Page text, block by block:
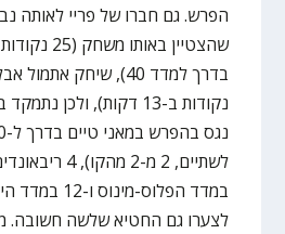
הפרש. גם חברו של פריי לאותה
נקודות ב-13 דקות), ולכן
לצערו גם החטיא שלשה חשובה.